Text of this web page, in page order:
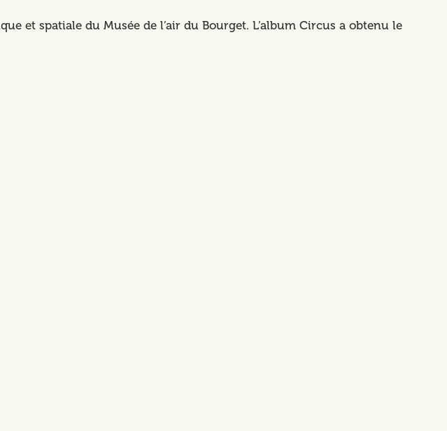
et spatiale du Musée de l’air du Bourget. L’album Circus a obtenu le